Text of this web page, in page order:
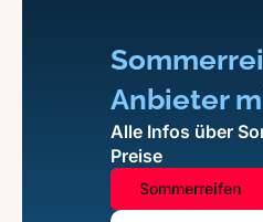
Anbieter
Alle Infos über
Preise
Sommerreifen